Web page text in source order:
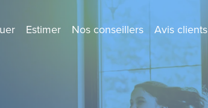
Estimer Nos conseillers Avis clients